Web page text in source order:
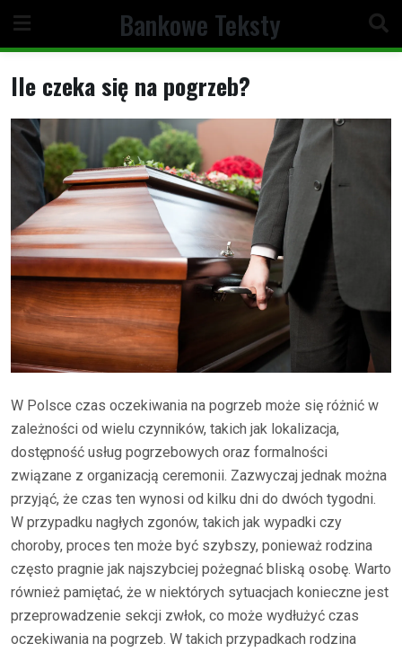
content
Bankowe Teksty
Ile czeka się na pogrzeb?
W Polsce czas oczekiwania na pogrzeb może się różnić w
zależności od wielu czynników, takich jak lokalizacja,
dostępność usług pogrzebowych oraz formalności
związane z organizacją ceremonii. Zazwyczaj jednak można
przyjąć, że czas ten wynosi od kilku dni do dwóch tygodni.
W przypadku nagłych zgonów, takich jak wypadki czy
choroby, proces ten może być szybszy, ponieważ rodzina
często pragnie jak najszybciej pożegnać bliską osobę. Warto
również pamiętać, że w niektórych sytuacjach konieczne jest
przeprowadzenie sekcji zwłok, co może wydłużyć czas
oczekiwania na pogrzeb. W takich przypadkach rodzina